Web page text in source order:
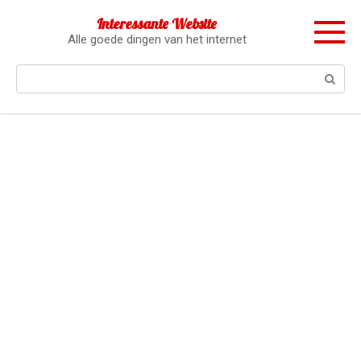
Interessante Website
Alle goede dingen van het internet